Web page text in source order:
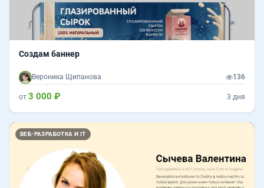
Создам баннер
Вероника Щипанова 136
от 3 000 ₽ 3 дня
ВЕБ-РАЗРАБОТКА И IT
Назад